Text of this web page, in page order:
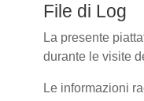
File di Log
La presente
durante le visite
Le informazioni